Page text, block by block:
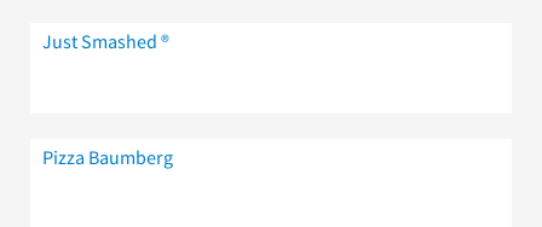
Just Smashed ®
Pizza Baumberg